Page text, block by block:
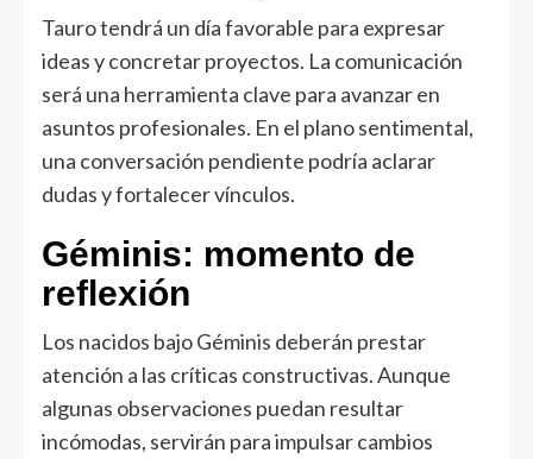
Tauro tendrá un día favorable para expresar
ideas y concretar proyectos. La comunicación
será una herramienta clave para avanzar en
asuntos profesionales. En el plano sentimental,
una conversación pendiente podría aclarar
dudas y fortalecer vínculos.
Géminis: momento de
reflexión
Los nacidos bajo Géminis deberán prestar
atención a las críticas constructivas. Aunque
algunas observaciones puedan resultar
incómodas, servirán para impulsar cambios